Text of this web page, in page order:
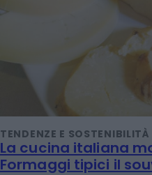
TENDENZE E SOSTENIBILITÀ
La cucina italiana
Formaggi tipici il